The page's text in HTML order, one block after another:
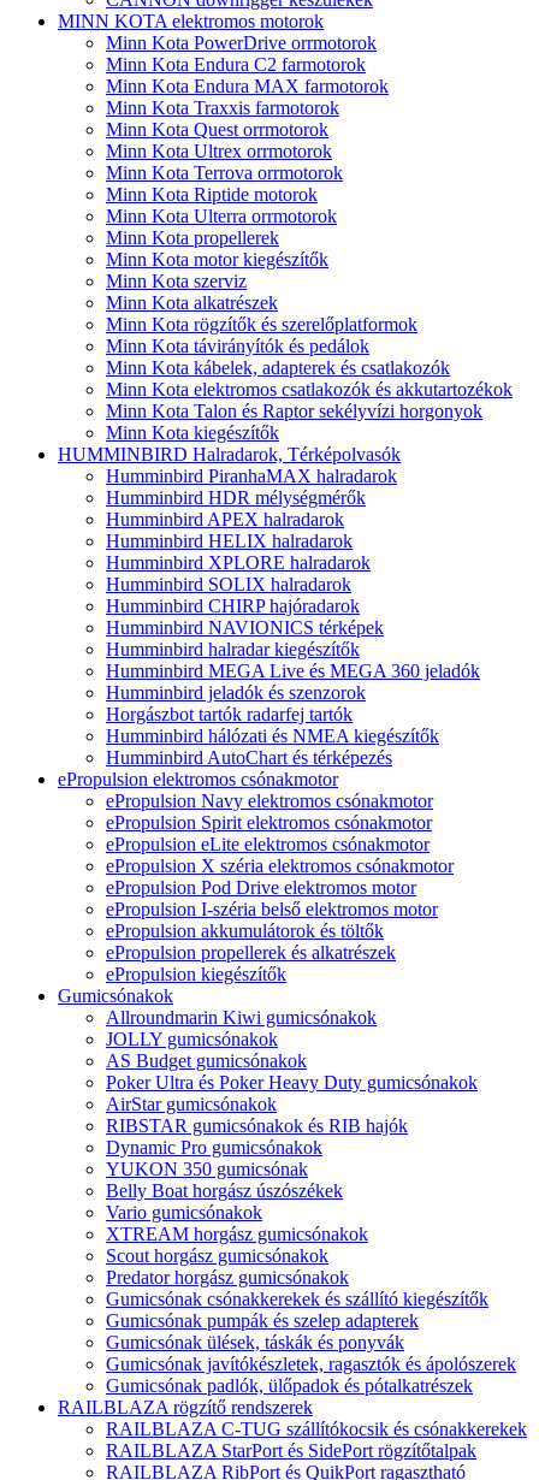
MINN KOTA elektromos motorok
Minn Kota PowerDrive orrmotorok
Minn Kota Endura C2 farmotorok
Minn Kota Endura MAX farmotorok
Minn Kota Traxxis farmotorok
Minn Kota Quest orrmotorok
Minn Kota Ultrex orrmotorok
Minn Kota Terrova orrmotorok
Minn Kota Riptide motorok
Minn Kota Ulterra orrmotorok
Minn Kota propellerek
Minn Kota motor kiegészítők
Minn Kota szerviz
Minn Kota alkatrészek
Minn Kota rögzítők és szerelőplatformok
Minn Kota távirányítók és pedálok
Minn Kota kábelek, adapterek és csatlakozók
Minn Kota elektromos csatlakozók és akkutartozékok
Minn Kota Talon és Raptor sekélyvízi horgonyok
Minn Kota kiegészítők
HUMMINBIRD Halradarok, Térképolvasók
Humminbird PiranhaMAX halradarok
Humminbird HDR mélységmérők
Humminbird APEX halradarok
Humminbird HELIX halradarok
Humminbird XPLORE halradarok
Humminbird SOLIX halradarok
Humminbird CHIRP hajóradarok
Humminbird NAVIONICS térképek
Humminbird halradar kiegészítők
Humminbird MEGA Live és MEGA 360 jeladók
Humminbird jeladók és szenzorok
Horgászbot tartók radarfej tartók
Humminbird hálózati és NMEA kiegészítők
Humminbird AutoChart és térképezés
ePropulsion elektromos csónakmotor
ePropulsion Navy elektromos csónakmotor
ePropulsion Spirit elektromos csónakmotor
ePropulsion eLite elektromos csónakmotor
ePropulsion X széria elektromos csónakmotor
ePropulsion Pod Drive elektromos motor
ePropulsion I-széria belső elektromos motor
ePropulsion akkumulátorok és töltők
ePropulsion propellerek és alkatrészek
ePropulsion kiegészítők
Gumicsónakok
Allroundmarin Kiwi gumicsónakok
JOLLY gumicsónakok
AS Budget gumicsónakok
Poker Ultra és Poker Heavy Duty gumicsónakok
AirStar gumicsónakok
RIBSTAR gumicsónakok és RIB hajók
Dynamic Pro gumicsónakok
YUKON 350 gumicsónak
Belly Boat horgász úszószékek
Vario gumicsónakok
XTREAM horgász gumicsónakok
Scout horgász gumicsónakok
Predator horgász gumicsónakok
Gumicsónak csónakkerekek és szállító kiegészítők
Gumicsónak pumpák és szelep adapterek
Gumicsónak ülések, táskák és ponyvák
Gumicsónak javítókészletek, ragasztók és ápolószerek
Gumicsónak padlók, ülőpadok és pótalkatrészek
RAILBLAZA rögzítő rendszerek
RAILBLAZA C-TUG szállítókocsik és csónakkerekek
RAILBLAZA StarPort és SidePort rögzítőtalpak
RAILBLAZA RibPort és QuikPort ragasztható